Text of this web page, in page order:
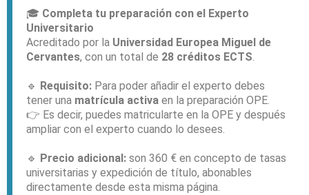
🎓 Completa tu preparación con el Experto
Universitario
Acreditado por la Universidad Europea Miguel de
Cervantes, con un total de 28 créditos ECTS.
🔹 Requisito: Para poder añadir el experto debes
tener una matrícula activa en la preparación OPE.
👉 Es decir, puedes matricularte en la OPE y después
ampliar con el experto cuando lo desees.
🔹 Precio adicional: son 360 € en concepto de tasas
universitarias y expedición de título, abonables
directamente desde esta misma página.